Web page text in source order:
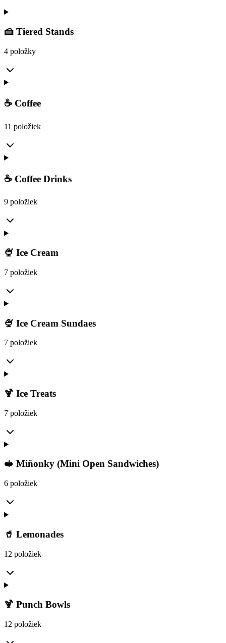
🍰 Tiered Stands
4 položky
☕ Coffee
11 položiek
☕ Coffee Drinks
9 položiek
🍨 Ice Cream
7 položiek
🍨 Ice Cream Sundaes
7 položiek
🍹 Ice Treats
7 položiek
🥪 Miňonky (Mini Open Sandwiches)
6 položiek
🥤 Lemonades
12 položiek
🍹 Punch Bowls
12 položiek